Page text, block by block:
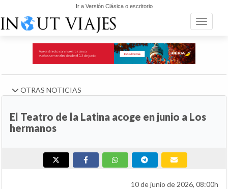
Ir a Versión Clásica o escritorio
Toggle
OTRAS NOTICIAS
El Teatro de la Latina acoge en junio a Los
hermanos
10 de junio de 2026, 08:00h